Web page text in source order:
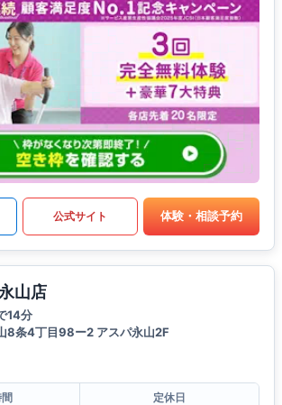
公式サイト 体験・相談予約
山店
14分
8条4丁目98ー2 アスパ永山2F
定休日